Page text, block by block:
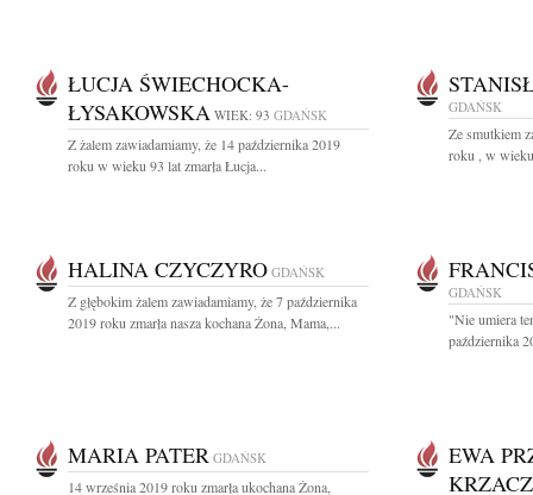
ŁUCJA ŚWIECHOCKA-
ŁYSAKOWSKA WIEK: 93 GDAŃSK
Z żalem zawiadamiamy, że 14 października 2019
roku w wieku 93 lat zmarła Łucja...
GDAŃSK
Ze smutkiem
roku , w wieku
HALINA CZYCZYRO GDAŃSK
Z głębokim żalem zawiadamiamy, że 7 października
2019 roku zmarła nasza kochana Żona, Mama,...
GDAŃSK
"Nie umiera
października
MARIA PATER GDAŃSK
14 września 2019 roku zmarła ukochana Żona,
EWA